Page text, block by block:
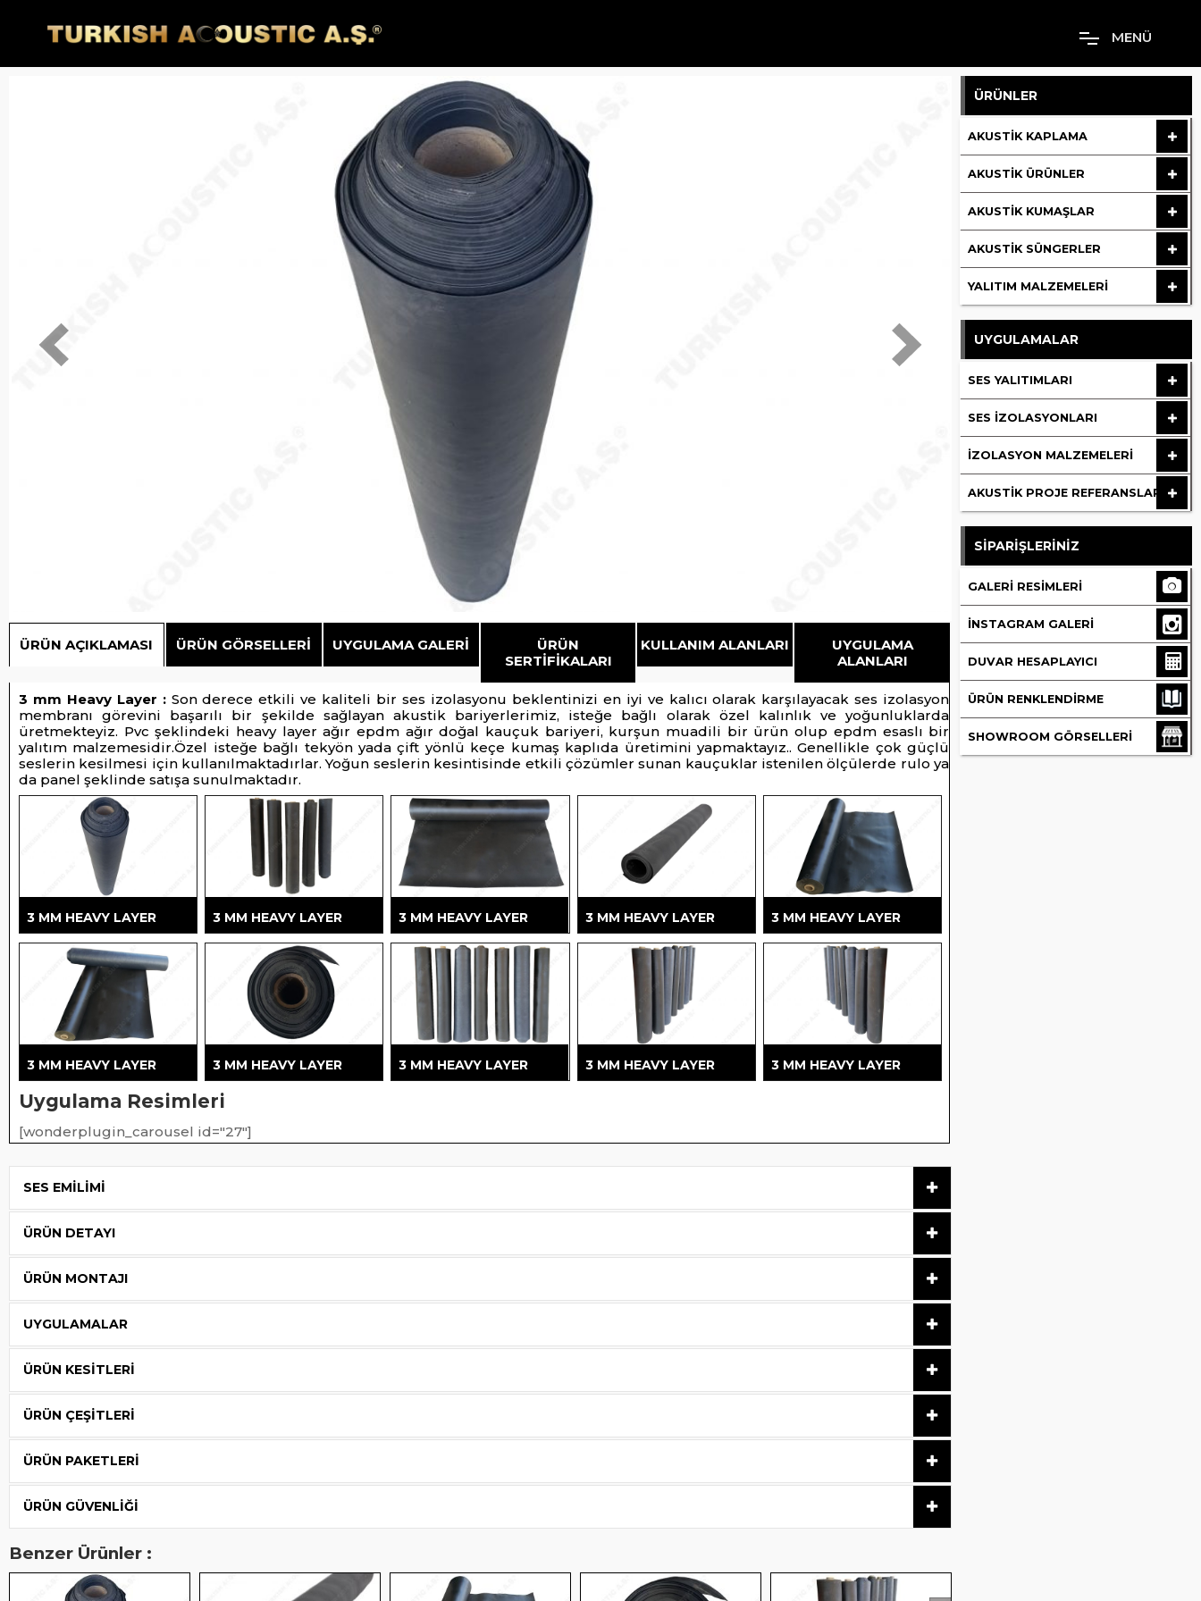
MENÜ
KAPLAMA
UYGULAMALAR
YALITIMLARI
RESIMLERI
DUVAR
HESAPLAYICI
ÜRÜN
RENKLENDIRME
SHOWROOM
GÖRSELLERI
ÜRÜN AÇIKLAMASI ÜRÜN GÖRSELLERI UYGULAMA GALERI
ÜRÜN
SERTIFIKALARI
KULLANIM ALANLARI
UYGULAMA
ALANLARI
3 mm Heavy Layer : Son derece etkili ve kaliteli bir ses izolasyonu beklentinizi en iyi ve kalıcı olarak karşılayacak ses izolasyon
membranı görevini başarılı bir şekilde sağlayan akustik bariyerlerimiz, isteğe bağlı olarak özel kalınlık ve yoğunluklarda
üretmekteyiz. Pvc şeklindeki heavy layer ağır epdm ağır doğal kauçuk bariyeri, kurşun muadili bir ürün olup epdm esaslı bir
yalıtım malzemesidir.Özel isteğe bağlı tekyön yada çift yönlü keçe kumaş kaplıda üretimini yapmaktayız.. Genellikle çok güçlü
seslerin kesilmesi için kullanılmaktadırlar. Yoğun seslerin kesintisinde etkili çözümler sunan kauçuklar istenilen ölçülerde rulo ya
da panel şeklinde satışa sunulmaktadır.
3 MM HEAVY LAYER 3 MM HEAVY LAYER 3 MM HEAVY LAYER 3 MM HEAVY LAYER 3 MM HEAVY LAYER
3 MM HEAVY LAYER 3 MM HEAVY LAYER 3 MM HEAVY LAYER 3 MM HEAVY LAYER 3 MM HEAVY LAYER
Uygulama Resimleri
[wonderplugin_carousel id="27"]
SES EMILIMI
ÜRÜN DETAYI
ÜRÜN MONTAJI
UYGULAMALAR
ÜRÜN KESITLERI
ÜRÜN ÇEŞITLERI
ÜRÜN PAKETLERI
ÜRÜN GÜVENLIĞI
Benzer Ürünler :
ÜRÜNLER
AKUSTIK KAPLAMA
AKUSTIK ÜRÜNLER
AKUSTIK KUMAŞLAR
AKUSTIK SÜNGERLER
YALITIM MALZEMELERI
UYGULAMALAR
SES YALITIMLARI
SES İZOLASYONLARI
İZOLASYON MALZEMELERI
AKUSTIK PROJE REFERANSLAR
SİPARİŞLERİNİZ
GALERI RESIMLERI
İNSTAGRAM GALERI
DUVAR HESAPLAYICI
ÜRÜN RENKLENDIRME
SHOWROOM GÖRSELLERI